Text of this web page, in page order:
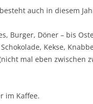
auch in diesem
Burger, Döner – bis
Kekse,
mal eben zwischen
im Kaffee.